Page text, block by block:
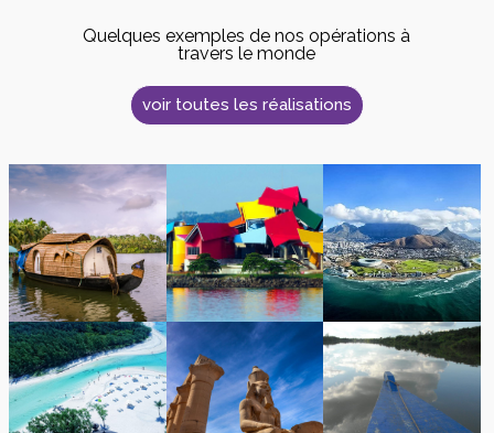
Quelques exemples de nos opérations à
travers le monde
voir toutes les réalisations